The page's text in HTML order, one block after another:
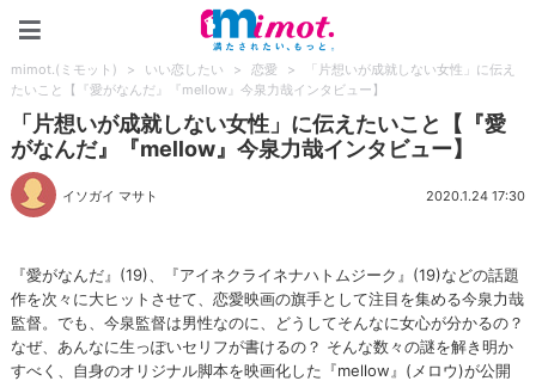
mimot.(ミモット) > いい恋したい > 恋愛 >
「片想いが成就しない女性」に伝え
たいこと【『愛がなんだ』『mellow』今泉力哉インタビュー】
「片想いが成就しない女性」に伝えたいこと【『愛
がなんだ』『mellow』今泉力哉インタビュー】
イソガイ マサト 2020.1.24 17:30
『愛がなんだ』(19)、『アイネクライネナハトムジーク』(19)などの話題
作を次々に大ヒットさせて、恋愛映画の旗手として注目を集める今泉力哉
監督。でも、今泉監督は男性なのに、どうしてそんなに女心が分かるの？
なぜ、あんなに生っぽいセリフが書けるの？ そんな数々の謎を解き明か
すべく、自身のオリジナル脚本を映画化した『mellow』(メロウ)が公開